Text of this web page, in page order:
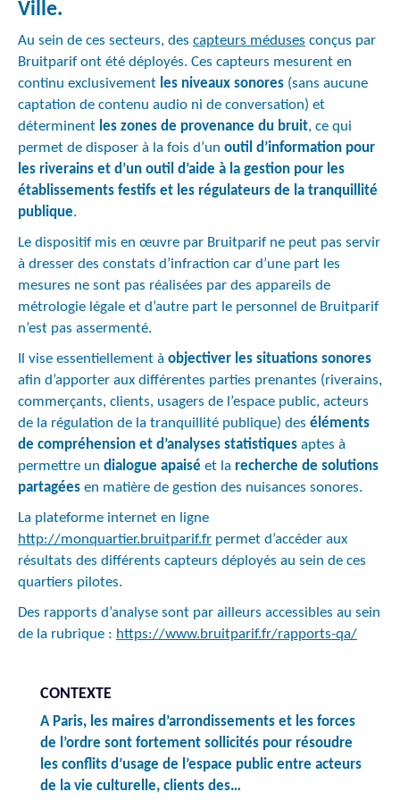
Ville.
Au sein de ces secteurs, des capteurs méduses conçus par
Bruitparif ont été déployés. Ces capteurs mesurent en
continu exclusivement les niveaux sonores (sans aucune
captation de contenu audio ni de conversation) et
déterminent les zones de provenance du bruit, ce qui
permet de disposer à la fois d’un outil d’information pour
les riverains et d’un outil d’aide à la gestion pour les
établissements festifs et les régulateurs de la tranquillité
publique.
Le dispositif mis en œuvre par Bruitparif ne peut pas servir
à dresser des constats d’infraction car d’une part les
mesures ne sont pas réalisées par des appareils de
métrologie légale et d’autre part le personnel de Bruitparif
n’est pas assermenté.
Il vise essentiellement à objectiver les situations sonores
afin d’apporter aux différentes parties prenantes (riverains,
commerçants, clients, usagers de l’espace public, acteurs
de la régulation de la tranquillité publique) des éléments
de compréhension et d’analyses statistiques aptes à
permettre un dialogue apaisé et la recherche de solutions
partagées en matière de gestion des nuisances sonores.
La plateforme internet en ligne
http://monquartier.bruitparif.fr permet d’accéder aux
résultats des différents capteurs déployés au sein de ces
quartiers pilotes.
Des rapports d’analyse sont par ailleurs accessibles au sein
de la rubrique : https://www.bruitparif.fr/rapports-qa/
CONTEXTE
A Paris, les maires d’arrondissements et les forces
de l’ordre sont fortement sollicités pour résoudre
les conflits d’usage de l’espace public entre acteurs
de la vie culturelle, clients des…